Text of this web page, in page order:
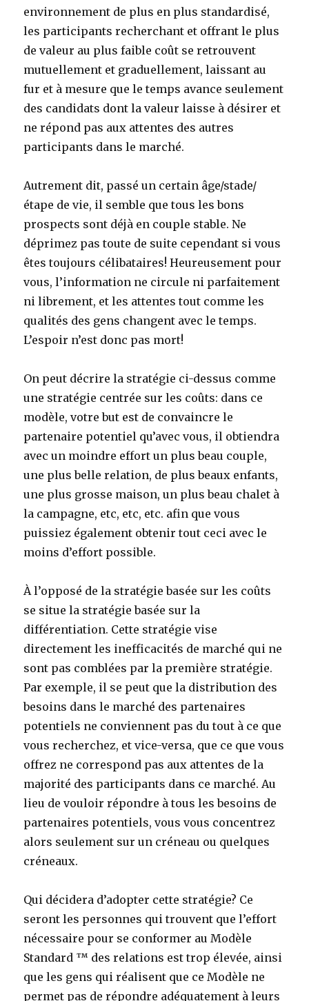
environnement de plus en plus standardisé,
les participants recherchant et offrant le plus
de valeur au plus faible coût se retrouvent
mutuellement et graduellement, laissant au
fur et à mesure que le temps avance seulement
des candidats dont la valeur laisse à désirer et
ne répond pas aux attentes des autres
participants dans le marché.
Autrement dit, passé un certain âge/stade/
étape de vie, il semble que tous les bons
prospects sont déjà en couple stable. Ne
déprimez pas toute de suite cependant si vous
êtes toujours célibataires! Heureusement pour
vous, l’information ne circule ni parfaitement
ni librement, et les attentes tout comme les
qualités des gens changent avec le temps.
L’espoir n’est donc pas mort!
On peut décrire la stratégie ci-dessus comme
une stratégie centrée sur les coûts: dans ce
modèle, votre but est de convaincre le
partenaire potentiel qu’avec vous, il obtiendra
avec un moindre effort un plus beau couple,
une plus belle relation, de plus beaux enfants,
une plus grosse maison, un plus beau chalet à
la campagne, etc, etc, etc. afin que vous
puissiez également obtenir tout ceci avec le
moins d’effort possible.
À l’opposé de la stratégie basée sur les coûts
se situe la stratégie basée sur la
différentiation. Cette stratégie vise
directement les inefficacités de marché qui ne
sont pas comblées par la première stratégie.
Par exemple, il se peut que la distribution des
besoins dans le marché des partenaires
potentiels ne conviennent pas du tout à ce que
vous recherchez, et vice-versa, que ce que vous
offrez ne correspond pas aux attentes de la
majorité des participants dans ce marché. Au
lieu de vouloir répondre à tous les besoins de
partenaires potentiels, vous vous concentrez
alors seulement sur un créneau ou quelques
créneaux.
Qui décidera d’adopter cette stratégie? Ce
seront les personnes qui trouvent que l’effort
nécessaire pour se conformer au Modèle
Standard ™ des relations est trop élevée, ainsi
que les gens qui réalisent que ce Modèle ne
permet pas de répondre adéquatement à leurs